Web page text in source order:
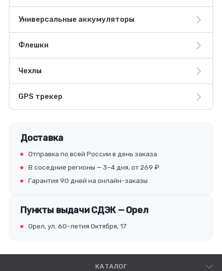
Универсальные аккумуляторы
Флешки
Чехлы
GPS трекер
Доставка
Отправка по всей России в день заказа
В соседние регионы — 3–4 дня, от 269 ₽
Гарантия 90 дней на онлайн-заказы
Пункты выдачи СДЭК — Орел
Орел, ул. 60-летия Октября, 17
КАТАЛОГ